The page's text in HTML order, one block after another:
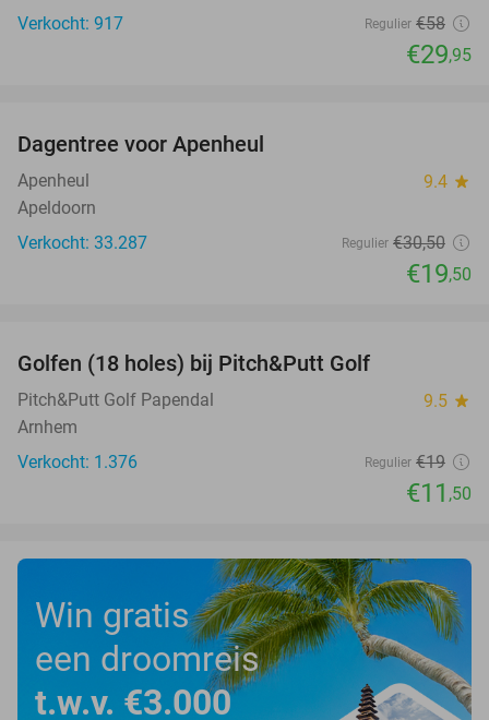
Verkocht: 917
Regulier €58
€29,95
Dagentree voor Apenheul
Apenheul 9.4 star
Apeldoorn
Verkocht: 33.287
Regulier €30,50
€19,50
Golfen (18 holes) bij Pitch&Putt Golf
Pitch&Putt Golf Papendal 9.5 star
Arnhem
Verkocht: 1.376
Regulier €19
€11 ,50
Win gratis
een droomreis
t.w.v. €3.000